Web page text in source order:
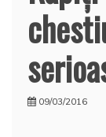
09/03/2016